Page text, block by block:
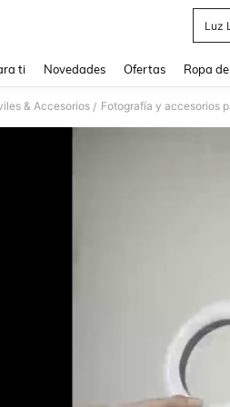
Luz
ti Novedades Ofertas Ropa
& Accesorios / Fotografía y accesorios